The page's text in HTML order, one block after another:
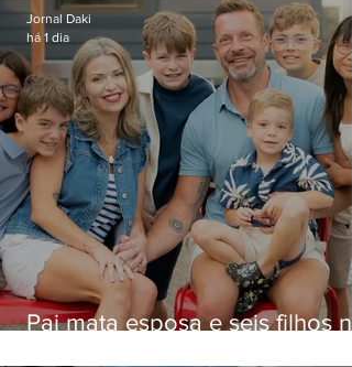
Pai mata esposa e seis filhos
Jornal Daki
há 1 dia